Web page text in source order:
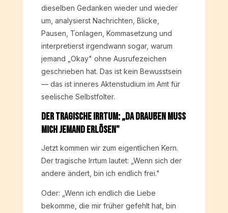
dieselben Gedanken wieder und wieder
um, analysierst Nachrichten, Blicke,
Pausen, Tonlagen, Kommasetzung und
interpretierst irgendwann sogar, warum
jemand „Okay" ohne Ausrufezeichen
geschrieben hat. Das ist kein Bewusstsein
— das ist inneres Aktenstudium im Amt für
seelische Selbstfolter.
Der tragische Irrtum: „Da draußen muss
mich jemand erlösen"
Jetzt kommen wir zum eigentlichen Kern.
Der tragische Irrtum lautet: „Wenn sich der
andere ändert, bin ich endlich frei."
Oder: „Wenn ich endlich die Liebe
bekomme, die mir früher gefehlt hat, bin